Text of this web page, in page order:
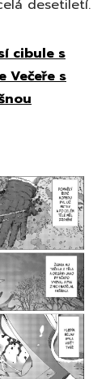
desetiletí.
cibule s
Večeře s